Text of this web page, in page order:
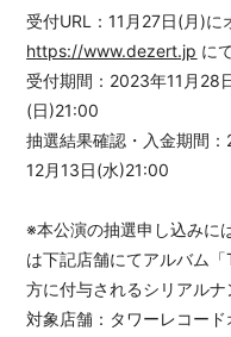
受付URL：11月27日(月)に
https://www.dezert.jp に
受付期間：2023年11月28
(日)21:00
抽選結果確認・入金期間
12月13日(水)21:00
※本公演の抽選申し込みに
は下記店舗にてアルバム
方に付与されるシリアルナ
対象店舗：タワーレコー